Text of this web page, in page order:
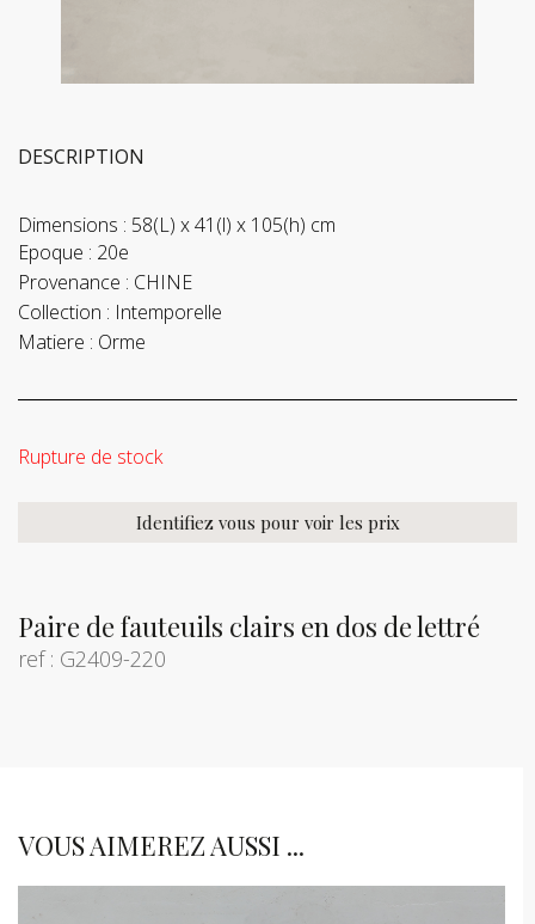
Paire de fauteuils clairs en dos de lettré
ref : G2409-220
DESCRIPTION
Dimensions : 58(L) x 41(l) x 105(h) cm
Epoque : 20e
Provenance : CHINE
Collection : Intemporelle
Matiere : Orme
Rupture de stock
Identifiez vous pour voir les prix
VOUS AIMEREZ AUSSI ...